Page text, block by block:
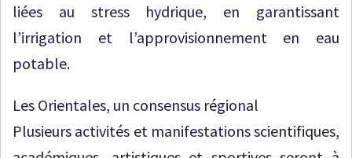
liées au stress hydrique, en garantissant
l’irrigation et l’approvisionnement en eau
potable.
Les Orientales, un consensus régional
Plusieurs activités et manifestations scientifiques,